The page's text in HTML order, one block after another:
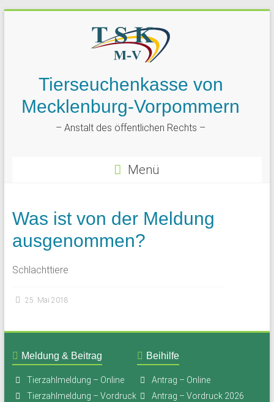
Tierseuchenkasse von
Mecklenburg-Vorpommern
– Anstalt des öffentlichen Rechts –
Menü
Was ist von der Meldung
ausgenommen?
Schlachttiere
25. Mai 2018
Meldung & Beitrag
Tierzahlmeldung – Online
Tierzahlmeldung – Vordruck
Beihilfe
Antrag – Online
Antrag – Vordruck 2026